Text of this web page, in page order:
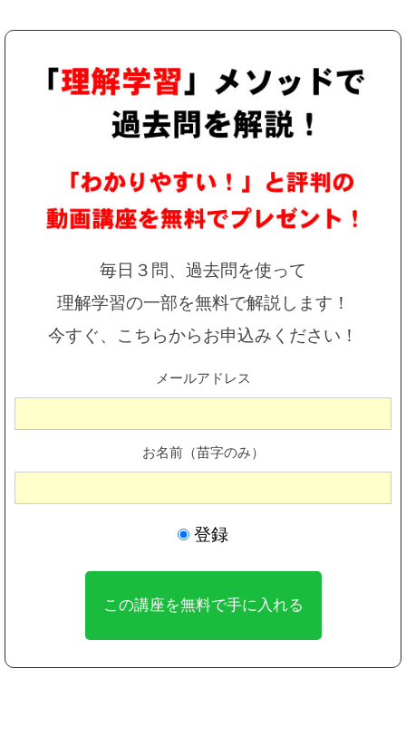
毎日３問、過去問を使って
理解学習の一部を無料で解説します！
今すぐ、こちらからお申込みください！
メールアドレス
お名前（苗字のみ）
登録